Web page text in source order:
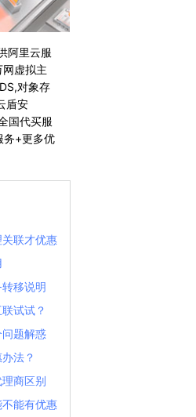
阿里云服
虚拟主
对象存
盾安
国代买服
务+更多优
联才优惠
移说明
试试？
题解惑
法？
商区别
能有优惠